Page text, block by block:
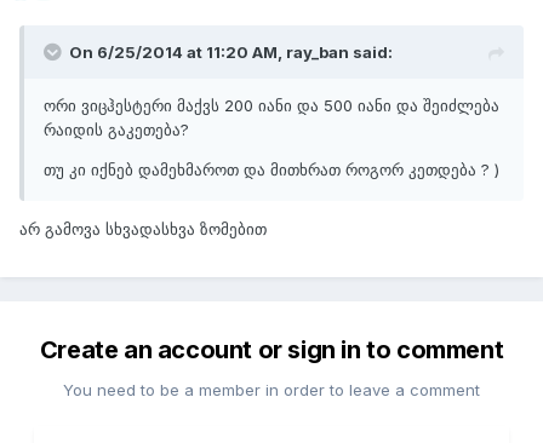
On 6/25/2014 at 11:20 AM, ray_ban said:
ორი ვიცჰესტერი მაქვს 200 იანი და 500 იანი და შეიძლება
რაიდის გაკეთება?
თუ კი იქნებ დამეხმაროთ და მითხრათ როგორ კეთდება ? )
არ გამოვა სხვადასხვა ზომებით
Create an account or sign in to comment
You need to be a member in order to leave a comment